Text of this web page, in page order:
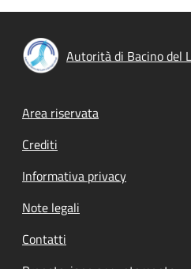
Autorità di Bacino del
Footer menu
Area riservata
Crediti
Informativa privacy
Note legali
Contatti